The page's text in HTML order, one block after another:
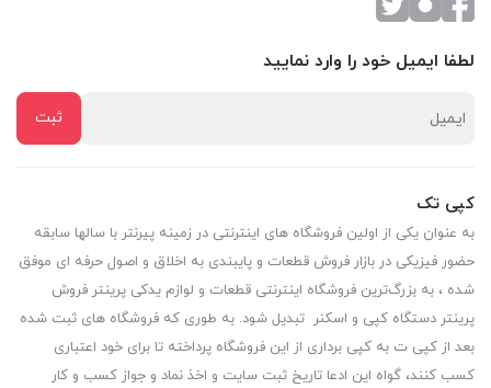
لطفا ایمیل خود را وارد نمایید
کپی تک
به عنوان یکی از اولین فروشگاه های اینترنتی در زمینه پیرنتر با سالها سابقه
حضور فیزیکی در بازار فروش قطعات و پایبندی به اخلاق و اصول حرفه ای موفق
شده ، به بزرگ‌ترین فروشگاه اینترنتی قطعات و لوازم یدکی پرینتر فروش
پرینتر دستگاه کپی و اسکنر تبدیل شود. به طوری که فروشگاه های ثبت شده
بعد از کپی ت به کپی برداری از این فروشگاه پرداخته تا برای خود اعتباری
کسب کنند، گواه این ادعا تاریخ ثبت سایت و اخذ نماد و جواز کسب و کار